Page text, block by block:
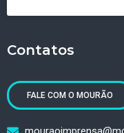
Contatos
FALE COM O MOURÃO